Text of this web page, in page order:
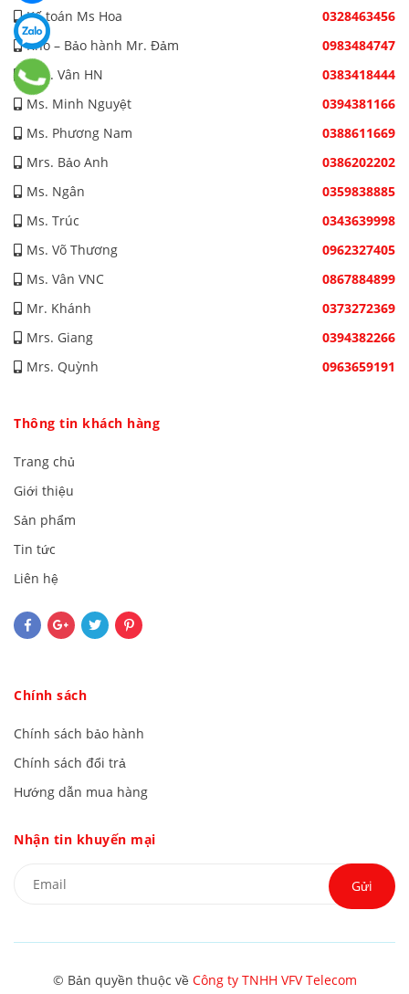
Kế toán Ms Hoa
0328463456
Kho – Bảo hành Mr. Đảm
0983484747
Mrs. Vân HN
0383418444
Ms. Minh Nguyệt
0394381166
Ms. Phương Nam
0388611669
Mrs. Bảo Anh
0386202202
Ms. Ngân
0359838885
Ms. Trúc
0343639998
Ms. Võ Thương
0962327405
Ms. Vân VNC
0867884899
Mr. Khánh
0373272369
Mrs. Giang
0394382266
Mrs. Quỳnh
0963659191
Thông tin khách hàng
Trang chủ
Giới thiệu
Sản phẩm
Tin tức
Liên hệ
Chính sách
Chính sách bảo hành
Chính sách đổi trả
Hướng dẫn mua hàng
Nhận tin khuyến mại
Gửi
© Bản quyền thuộc về Công ty TNHH VFV Telecom